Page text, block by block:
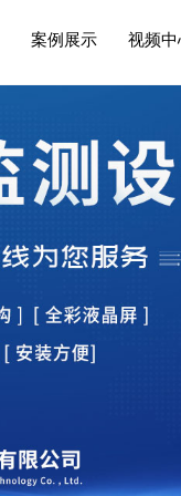
案例展示 视频中